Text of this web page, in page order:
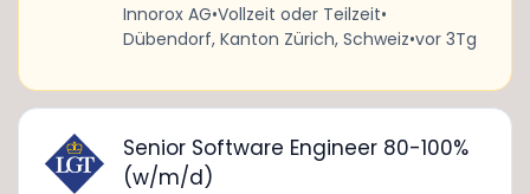
Innorox AG•Vollzeit oder Teilzeit•
Dübendorf, Kanton Zürich, Schweiz•vor 3Tg
Senior Software Engineer 80-100%
(w/m/d)